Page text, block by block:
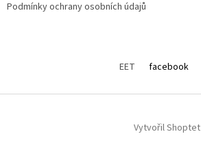
Podmínky ochrany osobních údajů
EET facebook
Vytvořil Shoptet